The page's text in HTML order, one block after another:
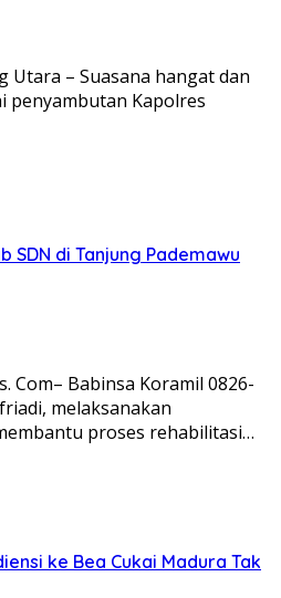
Utara – Suasana hangat dan
penyambutan Kapolres
SDN di Tanjung Pademawu
Com– Babinsa Koramil 0826-
melaksanakan
proses rehabilitasi…
ke Bea Cukai Madura Tak